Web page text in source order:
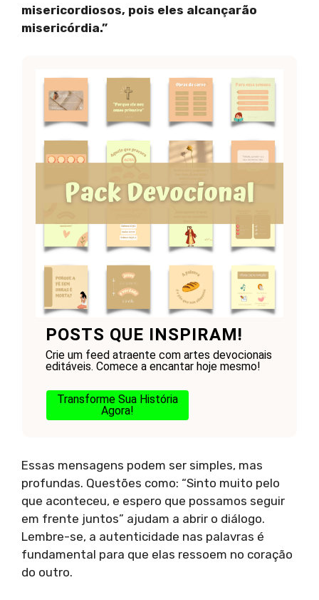
misericordiosos, pois eles alcançarão
misericórdia.”
POSTS QUE INSPIRAM!
Crie um feed atraente com artes devocionais
editáveis. Comece a encantar hoje mesmo!
Transforme Sua História
Agora!
Essas mensagens podem ser simples, mas
profundas. Questões como: “Sinto muito pelo
que aconteceu, e espero que possamos seguir
em frente juntos” ajudam a abrir o diálogo.
Lembre-se, a autenticidade nas palavras é
fundamental para que elas ressoem no coração
do outro.